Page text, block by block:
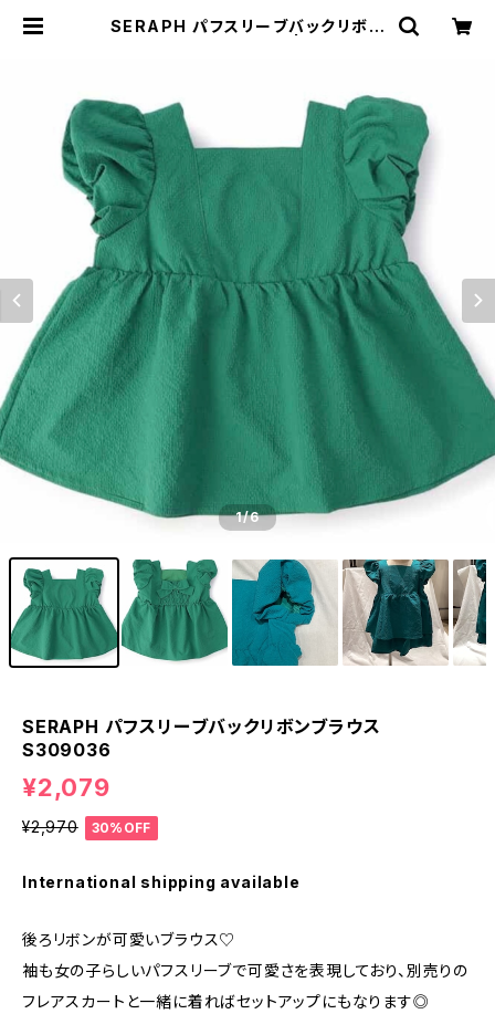
SERAPH パフスリーブバックリボン
1/6
SERAPH パフスリーブバックリボンブラウス
S309036
¥2,079
¥2,970 30%OFF
International shipping available
後ろリボンが可愛いブラウス♡
袖も女の子らしいパフスリーブで可愛さを表現しており、別売りの
フレアスカートと一緒に着ればセットアップにもなります◎